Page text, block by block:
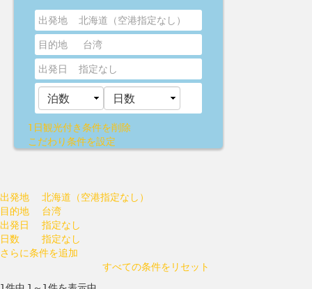
出発地
北海道（空港指定なし）
目的地
台湾
出発日
指定なし
1日観光付き条件を削除
こだわり条件を設定
出発地
北海道（空港指定なし）
目的地
台湾
出発日
指定なし
日数
指定なし
さらに条件を追加
すべての条件をリセット